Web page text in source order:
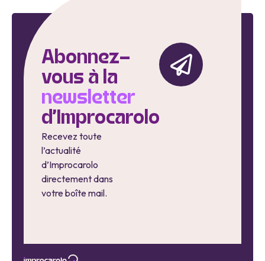
Abonnez-
vous à la
newsletter
d'Improcarolo
Recevez toute
l’actualité
d’Improcarolo
directement dans
votre boîte mail.